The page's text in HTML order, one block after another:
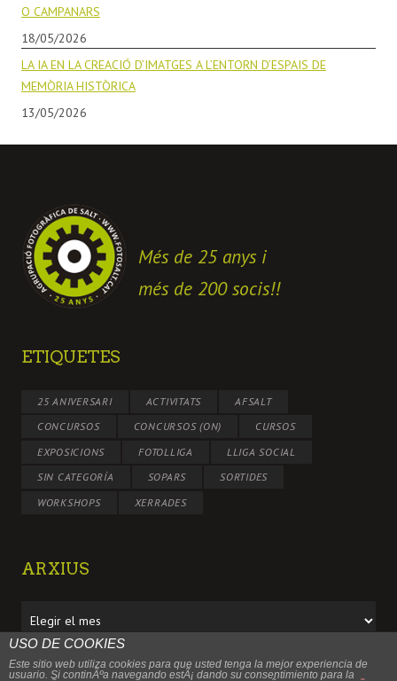
O CAMPANARS
18/05/2026
LA IA EN LA CREACIÓ D’IMATGES A L’ENTORN D’ESPAIS DE
MEMÒRIA HISTÒRICA
13/05/2026
Més de 25 anys i
més de 200 socis!!
ETIQUETES
25 ANIVERSARI ACTIVITATS
AFSALT
CONCURSOS
CONCURSOS (ON)
CURSOS
EXPOSICIONS
FOTOLLIGA
LLIGA SOCIAL
SIN CATEGORÍA
SOPARS
SORTIDES
WORKSHOPS
XERRADES
ARXIUS
USO DE COOKIES
Este sitio web utiliza cookies para que usted tenga la mejor experiencia de
usuario. Si continÃºa navegando estÃ¡ dando su consentimiento para la